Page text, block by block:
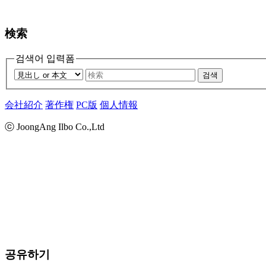
検索
검색어 입력폼
검색
会社紹介 著作権 PC版 個人情報
ⓒ JoongAng Ilbo Co.,Ltd
공유하기